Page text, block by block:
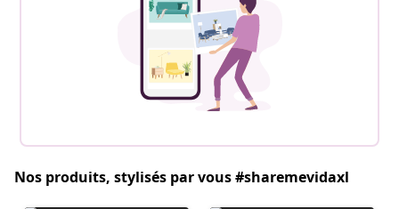
Nos produits, stylisés par vous #sharemevidaxl